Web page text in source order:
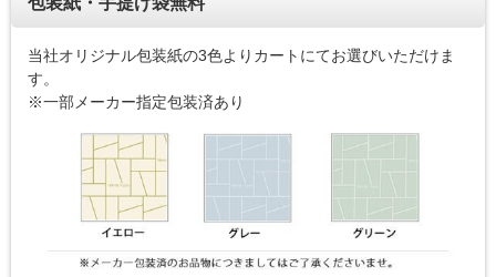
当社オリジナル包装紙の3色よりカートにてお選びいただけま
す。
※一部メーカー指定包装済あり